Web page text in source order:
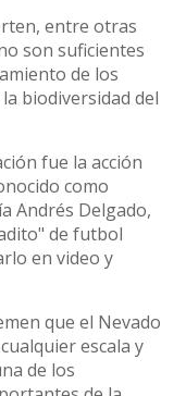
entre otras
son suficientes
de los
biodiversidad del
fue la acción
como
Andrés Delgado,
de futbol
en video y
que el Nevado
escala y
de los